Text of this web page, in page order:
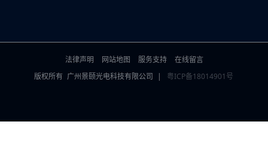
法律声明 网站地图 服务支持
在线留言
版权所有 广州景颐光电科技有限公司 | 粤ICP备18014901号